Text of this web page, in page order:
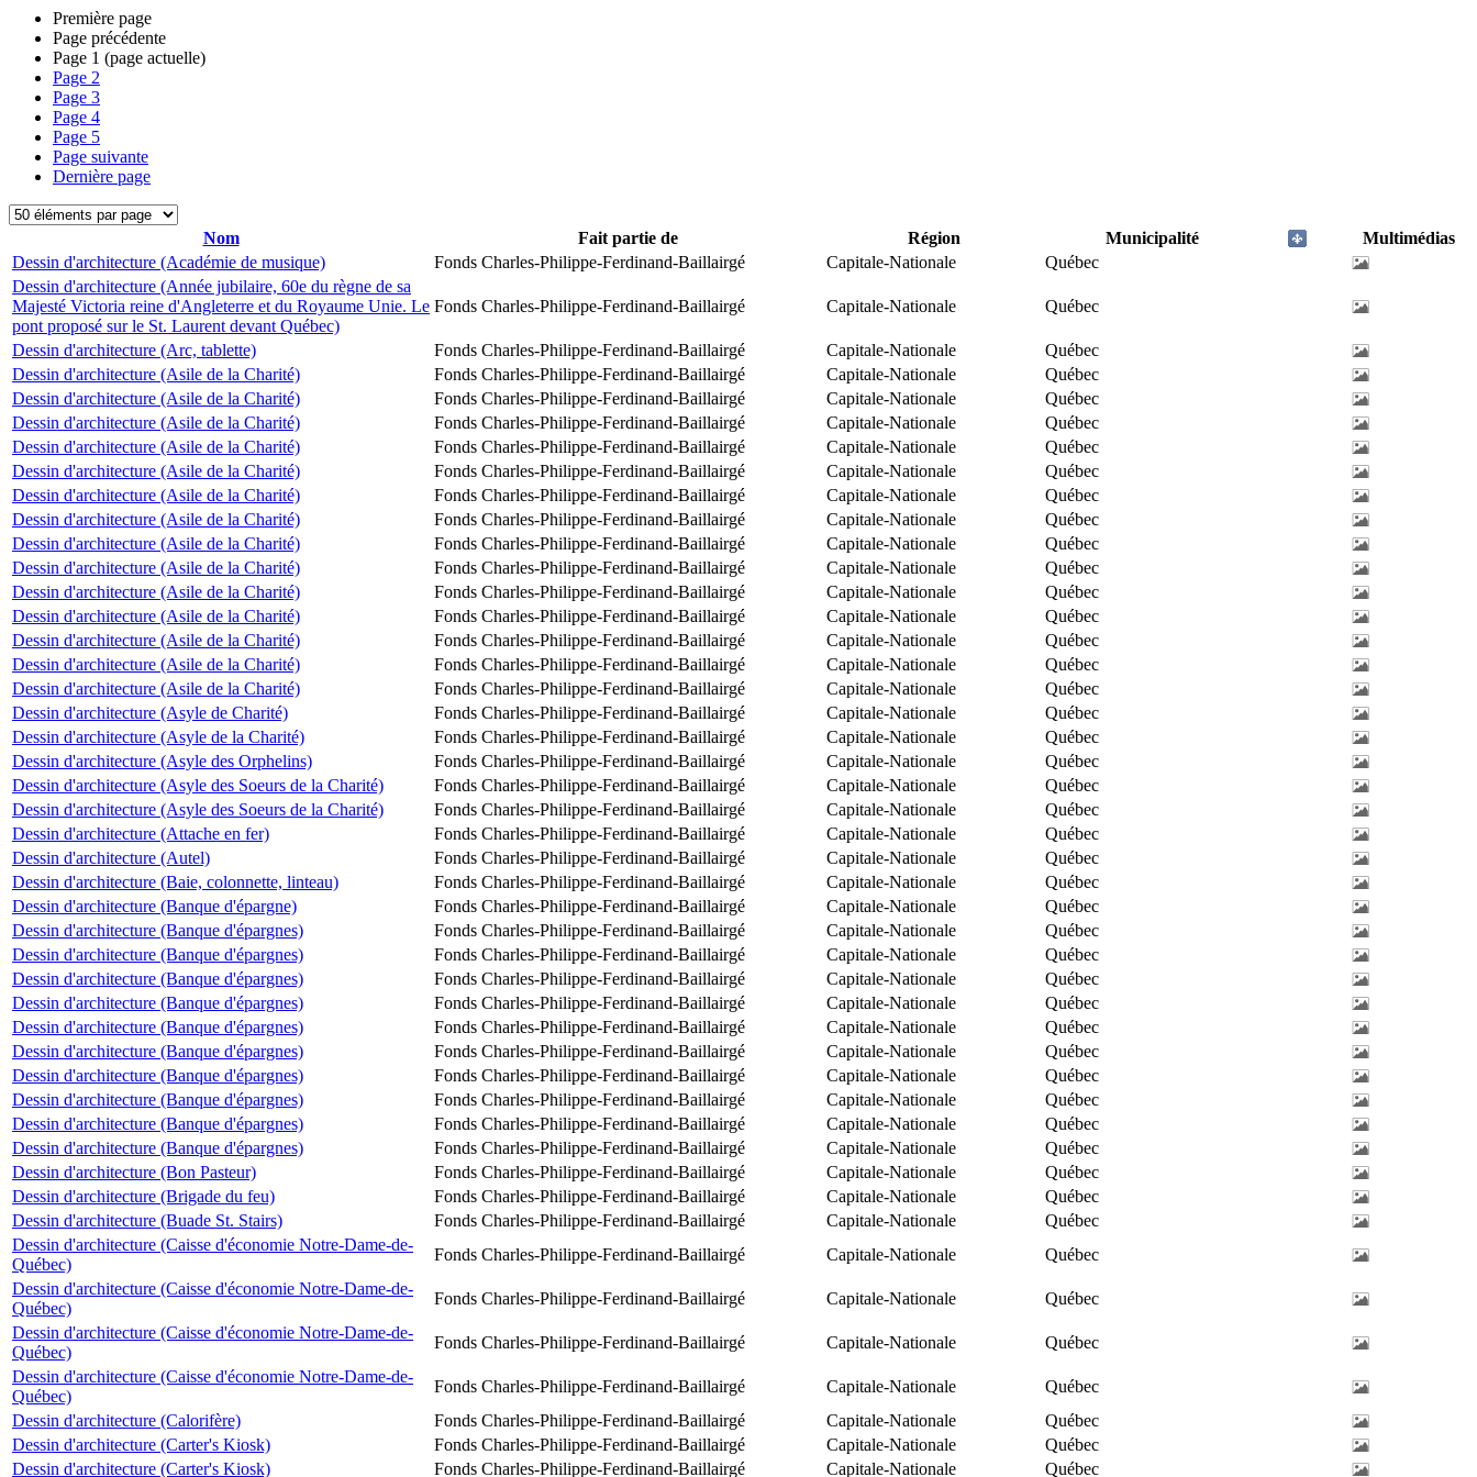
Première page
Page précédente
Page 1 (page actuelle)
Page 2
Page 3
Page 4
Page 5
Page suivante
Dernière page
Nom Fait partie de Région Municipalité
Multimédias
Dessin d'architecture (Académie de musique)
Fonds Charles-Philippe-Ferdinand-Baillairgé Capitale-Nationale
Québec
Dessin d'architecture (Année jubilaire, 60e du règne de sa
Majesté Victoria reine d'Angleterre et du Royaume Unie. Le
pont proposé sur le St. Laurent devant Québec)
Fonds Charles-Philippe-Ferdinand-Baillairgé Capitale-Nationale Québec
Dessin d'architecture (Arc, tablette) Fonds Charles-Philippe-Ferdinand-Baillairgé Capitale-Nationale
Québec
Dessin d'architecture (Asile de la Charité)
Fonds Charles-Philippe-Ferdinand-Baillairgé Capitale-Nationale
Québec
Dessin d'architecture (Asile de la Charité)
Fonds Charles-Philippe-Ferdinand-Baillairgé Capitale-Nationale
Québec
Dessin d'architecture (Asile de la Charité)
Fonds Charles-Philippe-Ferdinand-Baillairgé Capitale-Nationale
Québec
Dessin d'architecture (Asile de la Charité)
Fonds Charles-Philippe-Ferdinand-Baillairgé Capitale-Nationale
Québec
Dessin d'architecture (Asile de la Charité)
Fonds Charles-Philippe-Ferdinand-Baillairgé Capitale-Nationale
Québec
Dessin d'architecture (Asile de la Charité)
Fonds Charles-Philippe-Ferdinand-Baillairgé Capitale-Nationale
Québec
Dessin d'architecture (Asile de la Charité)
Fonds Charles-Philippe-Ferdinand-Baillairgé Capitale-Nationale
Québec
Dessin d'architecture (Asile de la Charité)
Fonds Charles-Philippe-Ferdinand-Baillairgé Capitale-Nationale
Québec
Dessin d'architecture (Asile de la Charité)
Fonds Charles-Philippe-Ferdinand-Baillairgé Capitale-Nationale
Québec
Dessin d'architecture (Asile de la Charité)
Fonds Charles-Philippe-Ferdinand-Baillairgé Capitale-Nationale
Québec
Dessin d'architecture (Asile de la Charité)
Fonds Charles-Philippe-Ferdinand-Baillairgé Capitale-Nationale
Québec
Dessin d'architecture (Asile de la Charité)
Fonds Charles-Philippe-Ferdinand-Baillairgé Capitale-Nationale
Québec
Dessin d'architecture (Asile de la Charité)
Fonds Charles-Philippe-Ferdinand-Baillairgé Capitale-Nationale
Québec
Dessin d'architecture (Asile de la Charité)
Fonds Charles-Philippe-Ferdinand-Baillairgé Capitale-Nationale
Québec
Dessin d'architecture (Asyle de Charité)
Fonds Charles-Philippe-Ferdinand-Baillairgé Capitale-Nationale
Québec
Dessin d'architecture (Asyle de la Charité)
Fonds Charles-Philippe-Ferdinand-Baillairgé Capitale-Nationale
Québec
Dessin d'architecture (Asyle des Orphelins)
Fonds Charles-Philippe-Ferdinand-Baillairgé Capitale-Nationale
Québec
Dessin d'architecture (Asyle des Soeurs de la Charité)
Fonds Charles-Philippe-Ferdinand-Baillairgé Capitale-Nationale
Québec
Dessin d'architecture (Asyle des Soeurs de la Charité)
Fonds Charles-Philippe-Ferdinand-Baillairgé Capitale-Nationale
Québec
Dessin d'architecture (Attache en fer)
Fonds Charles-Philippe-Ferdinand-Baillairgé Capitale-Nationale
Québec
Dessin d'architecture (Autel)
Fonds Charles-Philippe-Ferdinand-Baillairgé Capitale-Nationale
Québec
Dessin d'architecture (Baie, colonnette, linteau)
Fonds Charles-Philippe-Ferdinand-Baillairgé Capitale-Nationale
Québec
Dessin d'architecture (Banque d'épargne)
Fonds Charles-Philippe-Ferdinand-Baillairgé Capitale-Nationale
Québec
Dessin d'architecture (Banque d'épargnes)
Fonds Charles-Philippe-Ferdinand-Baillairgé Capitale-Nationale
Québec
Dessin d'architecture (Banque d'épargnes)
Fonds Charles-Philippe-Ferdinand-Baillairgé Capitale-Nationale
Québec
Dessin d'architecture (Banque d'épargnes)
Fonds Charles-Philippe-Ferdinand-Baillairgé Capitale-Nationale
Québec
Dessin d'architecture (Banque d'épargnes)
Fonds Charles-Philippe-Ferdinand-Baillairgé Capitale-Nationale
Québec
Dessin d'architecture (Banque d'épargnes)
Fonds Charles-Philippe-Ferdinand-Baillairgé Capitale-Nationale
Québec
Dessin d'architecture (Banque d'épargnes)
Fonds Charles-Philippe-Ferdinand-Baillairgé Capitale-Nationale
Québec
Dessin d'architecture (Banque d'épargnes)
Fonds Charles-Philippe-Ferdinand-Baillairgé Capitale-Nationale
Québec
Dessin d'architecture (Banque d'épargnes)
Fonds Charles-Philippe-Ferdinand-Baillairgé Capitale-Nationale
Québec
Dessin d'architecture (Banque d'épargnes)
Fonds Charles-Philippe-Ferdinand-Baillairgé Capitale-Nationale
Québec
Dessin d'architecture (Banque d'épargnes)
Fonds Charles-Philippe-Ferdinand-Baillairgé Capitale-Nationale
Québec
Dessin d'architecture (Bon Pasteur)
Fonds Charles-Philippe-Ferdinand-Baillairgé Capitale-Nationale
Québec
Dessin d'architecture (Brigade du feu)
Fonds Charles-Philippe-Ferdinand-Baillairgé Capitale-Nationale
Québec
Dessin d'architecture (Buade St. Stairs)
Fonds Charles-Philippe-Ferdinand-Baillairgé Capitale-Nationale
Québec
Dessin d'architecture (Caisse d'économie Notre-Dame-de-
Québec)
Fonds Charles-Philippe-Ferdinand-Baillairgé Capitale-Nationale
Québec
Dessin d'architecture (Caisse d'économie Notre-Dame-de-
Québec)
Fonds Charles-Philippe-Ferdinand-Baillairgé Capitale-Nationale
Québec
Dessin d'architecture (Caisse d'économie Notre-Dame-de-
Québec)
Fonds Charles-Philippe-Ferdinand-Baillairgé Capitale-Nationale
Québec
Dessin d'architecture (Caisse d'économie Notre-Dame-de-
Québec)
Fonds Charles-Philippe-Ferdinand-Baillairgé Capitale-Nationale
Québec
Dessin d'architecture (Calorifère)
Fonds Charles-Philippe-Ferdinand-Baillairgé Capitale-Nationale
Québec
Dessin d'architecture (Carter's Kiosk)
Fonds Charles-Philippe-Ferdinand-Baillairgé Capitale-Nationale
Québec
Dessin d'architecture (Carter's Kiosk)
Fonds Charles-Philippe-Ferdinand-Baillairgé Capitale-Nationale Québec